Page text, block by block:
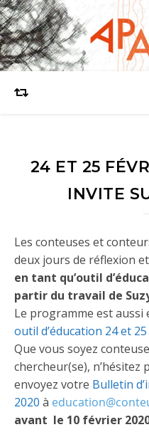
24 ET 25
INVITE
Les conteuses et conteurs de l’APAC vous invitent à
deux jours de réflexion
en tant qu’outil
partir du travail de
Le programme est aussi
outil d’éducation 24 et
Que vous soyez
chercheur(se), n’hésitez
envoyez votre Bulletin
2020 à
avant le 10 février